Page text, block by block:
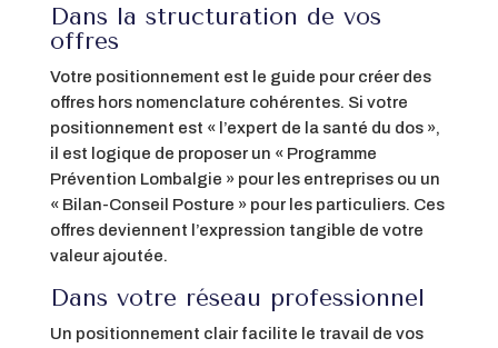
Dans la structuration de vos
offres
Votre positionnement est le guide pour créer des
offres hors nomenclature cohérentes. Si votre
positionnement est « l’expert de la santé du dos »,
il est logique de proposer un « Programme
Prévention Lombalgie » pour les entreprises ou un
« Bilan-Conseil Posture » pour les particuliers. Ces
offres deviennent l’expression tangible de votre
valeur ajoutée.
Dans votre réseau professionnel
Un positionnement clair facilite le travail de vos